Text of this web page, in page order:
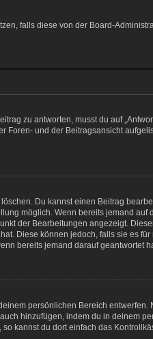
falls diese von der Board-
zu antworten, musst du auf
und der Beitragsansicht
Du kannst einen Beitrag
möglich. Wenn bereits jemand
der Bearbeitungen angezeigt.
Diese können jedoch, falls sie es
bereits jemand darauf geantwortet
persönlichen Bereich
hinzufügen, indem du in deinem
kannst du dort einfach das